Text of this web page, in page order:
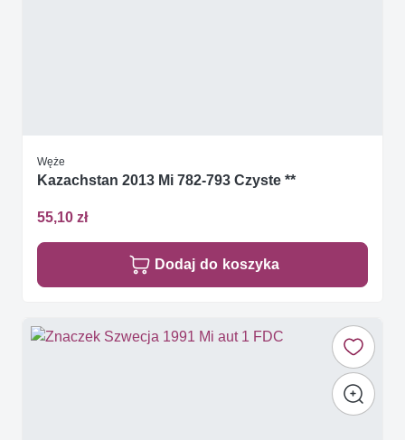
Węże
Kazachstan 2013 Mi 782-793 Czyste **
55,10 zł
Dodaj do koszyka